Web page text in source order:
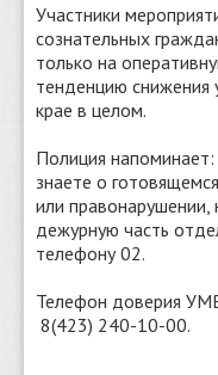
Участники
сознательных
только на
тенденцию снижения
крае в целом.
Полиция
знаете о
или
дежурную часть
телефону 02.
Телефон доверия
8(423) 240-10-00.